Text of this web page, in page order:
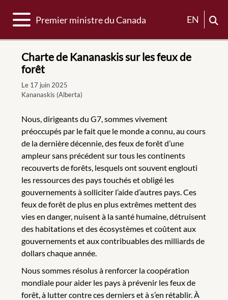
Basculer la navigation
Premier ministre du Canada EN
Charte de Kananaskis sur les feux de
forêt
Le 17 juin 2025
Kananaskis (Alberta)
Nous, dirigeants du G7, sommes vivement
préoccupés par le fait que le monde a connu, au cours
de la dernière décennie, des feux de forêt d’une
ampleur sans précédent sur tous les continents
recouverts de forêts, lesquels ont souvent englouti
les ressources des pays touchés et obligé les
gouvernements à solliciter l’aide d’autres pays. Ces
feux de forêt de plus en plus extrêmes mettent des
vies en danger, nuisent à la santé humaine, détruisent
des habitations et des écosystèmes et coûtent aux
gouvernements et aux contribuables des milliards de
dollars chaque année.
Nous sommes résolus à renforcer la coopération
mondiale pour aider les pays à prévenir les feux de
forêt, à lutter contre ces derniers et à s’en rétablir. À